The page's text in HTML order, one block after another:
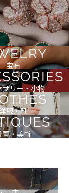
宝石
サリー・小物
洋服・靴
董・美術